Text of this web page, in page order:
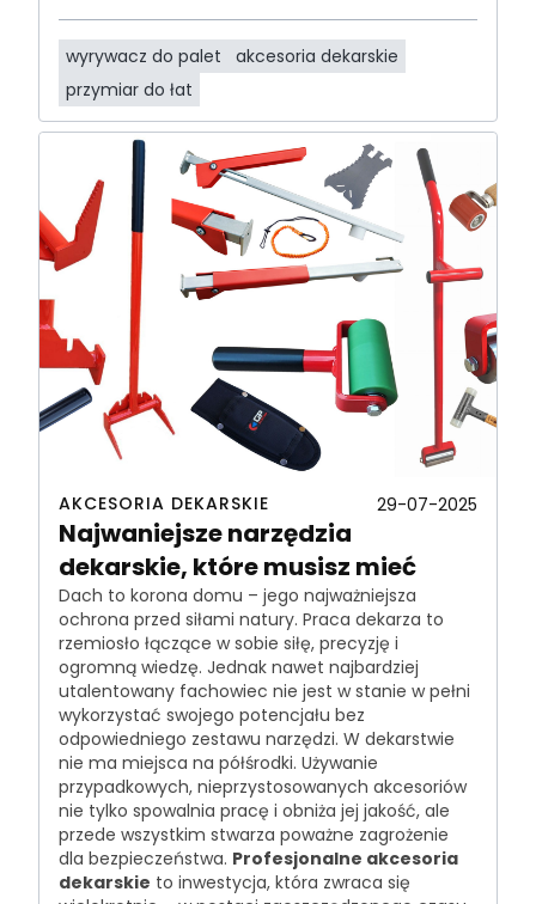
wyrywacz do palet
akcesoria dekarskie
przymiar do łat
AKCESORIA DEKARSKIE 29-07-2025
Najwaniejsze narzędzia
dekarskie, które musisz mieć
Dach to korona domu – jego najważniejsza
ochrona przed siłami natury. Praca dekarza to
rzemiosło łączące w sobie siłę, precyzję i
ogromną wiedzę. Jednak nawet najbardziej
utalentowany fachowiec nie jest w stanie w pełni
wykorzystać swojego potencjału bez
odpowiedniego zestawu narzędzi. W dekarstwie
nie ma miejsca na półśrodki. Używanie
przypadkowych, nieprzystosowanych akcesoriów
nie tylko spowalnia pracę i obniża jej jakość, ale
przede wszystkim stwarza poważne zagrożenie
dla bezpieczeństwa. Profesjonalne akcesoria
dekarskie to inwestycja, która zwraca się